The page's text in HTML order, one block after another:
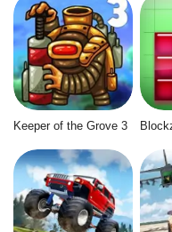
Keeper of the Grove 3